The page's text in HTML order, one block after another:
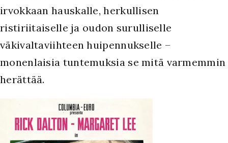
irvokkaan hauskalle, herkullisen
ristiriitaiselle ja oudon surulliselle
väkivaltaviihteen huipennukselle –
monenlaisia tuntemuksia se mitä varmemmin
herättää.